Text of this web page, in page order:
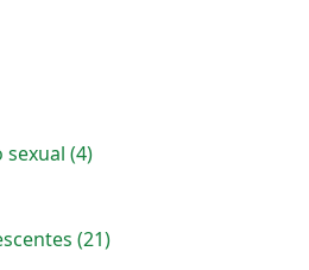
sexual (4)
(21)